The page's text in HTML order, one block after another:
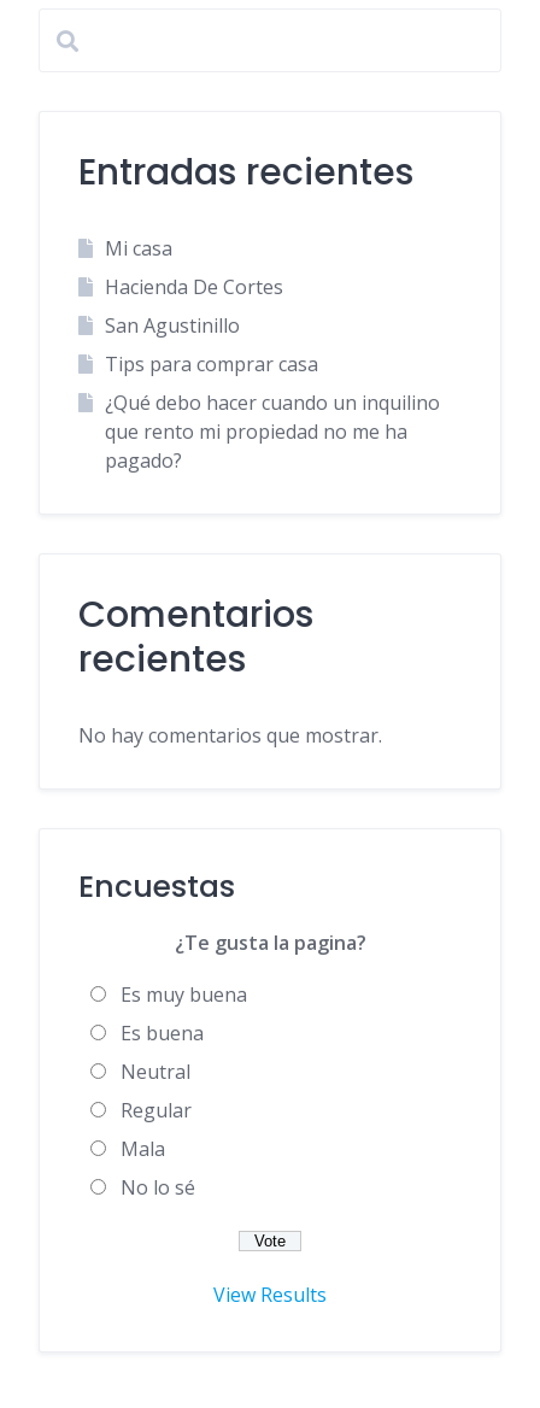
Entradas recientes
Mi casa
Hacienda De Cortes
San Agustinillo
Tips para comprar casa
¿Qué debo hacer cuando un inquilino
que rento mi propiedad no me ha
pagado?
Comentarios
recientes
No hay comentarios que mostrar.
Encuestas
¿Te gusta la pagina?
Es muy buena
Es buena
Neutral
Regular
Mala
No lo sé
View Results